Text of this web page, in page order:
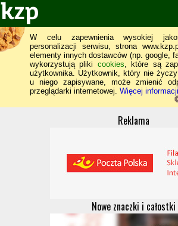
W celu zapewnienia wysokiej
personalizacji serwisu, strona
elementy innych dostawców (np. google,
wykorzystują pliki cookies, które są
użytkownika. Użytkownik, który nie
u niego zapisywane, może zmienić
przeglądarki internetowej. Więcej
Reklama
Nowe znaczki i całostki